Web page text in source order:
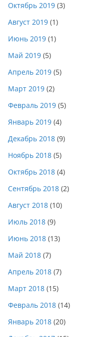
Октябрь 2019 (3)
Август 2019 (1)
Июнь 2019 (1)
Май 2019 (5)
Апрель 2019 (5)
Март 2019 (2)
Февраль 2019 (5)
Январь 2019 (4)
Декабрь 2018 (9)
Ноябрь 2018 (5)
Октябрь 2018 (4)
Сентябрь 2018 (2)
Август 2018 (10)
Июль 2018 (9)
Июнь 2018 (13)
Май 2018 (7)
Апрель 2018 (7)
Март 2018 (15)
Февраль 2018 (14)
Январь 2018 (20)